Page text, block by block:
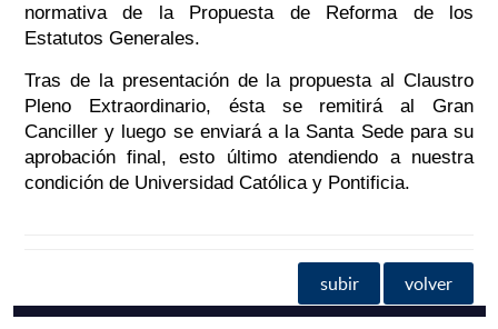
normativa de la Propuesta de Reforma de los
Estatutos Generales.
Tras de la presentación de la propuesta al Claustro
Pleno Extraordinario, ésta se remitirá al Gran
Canciller y luego se enviará a la Santa Sede para su
aprobación final, esto último atendiendo a nuestra
condición de Universidad Católica y Pontificia.
subir volver